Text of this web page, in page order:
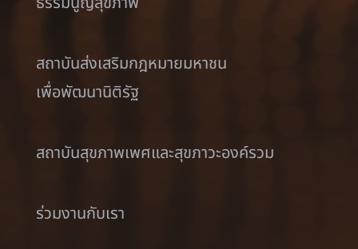
สถาบันส่งเสริมกฎหมายมหาชน
เพื่อพัฒนานิติรัฐ
สถาบันสุขภาพเพศและสุขภาวะองค์รวม
ร่วมงานกับเรา